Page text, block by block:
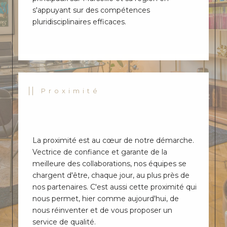
EPT
EE
***
ouvri
r ce
appa
T2
de
40m
²,
idéal
eme
nt
situé
au
s'appuyant sur des compétences
pluridisciplinaires efficaces.
Proximité
La proximité est au cœur de notre démarche.
Vectrice de confiance et garante de la
meilleure des collaborations, nos équipes se
chargent d'être, chaque jour, au plus près de
nos partenaires. C'est aussi cette proximité qui
nous permet, hier comme aujourd'hui, de
nous réinventer et de vous proposer un
service de qualité.